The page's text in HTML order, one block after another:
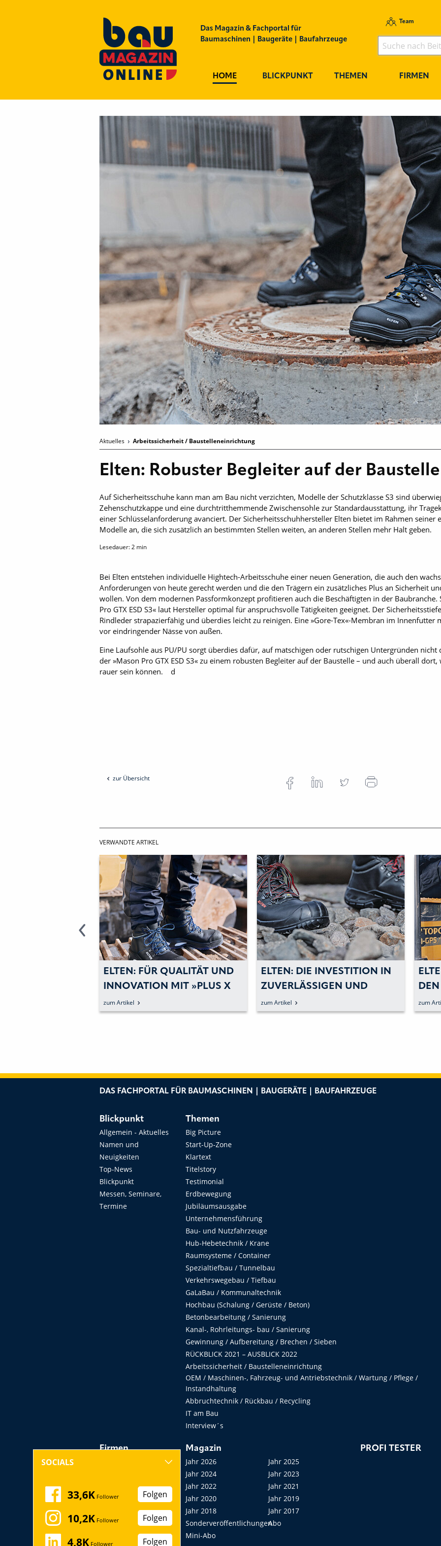
Das Magazin & Fachportal für
Baumaschinen | Baugeräte | Baufahrzeuge
Team
HOME BLICKPUNKT THEMEN FIRMEN
Aktuelles Arbeitssicherheit / Baustelleneinrichtung
Elten: Robuster Begleiter auf der Baustelle
Auf Sicherheitsschuhe kann man am Bau nicht verzichten, Modelle der Schutzklasse S3 sind
Zehenschutzkappe und eine durchtritthemmende Zwischensohle zur Standardausstattung, ihr
einer Schlüsselanforderung avanciert. Der Sicherheitsschuhhersteller Elten bietet im Rahmen seiner
Modelle an, die sich zusätzlich an bestimmten Stellen weiten, an anderen Stellen mehr Halt geben.
Lesedauer:2 min
Bei Elten entstehen individuelle Hightech-Arbeitsschuhe einer neuen Generation, die auch den
Anforderungen von heute gerecht werden und die den Trägern ein zusätzliches Plus an Sicherheit
wollen. Von dem modernen Passformkonzept profitieren auch die Beschäftigten in der Baubranche.
Pro GTX ESD S3« laut Hersteller optimal für anspruchsvolle Tätigkeiten geeignet. Der
Rindleder strapazierfähig und überdies leicht zu reinigen. Eine »Gore-Tex«-Membran im Innenfutter
vor eindringender Nässe von außen.
Eine Laufsohle aus PU/PU sorgt überdies dafür, auf matschigen oder rutschigen Untergründen
der »Mason Pro GTX ESD S3« zu einem robusten Begleiter auf der Baustelle – und auch überall
rauer sein können. d
zur Übersicht
VERWANDTE ARTIKEL
ELTEN: FÜR QUALITÄT UND
INNOVATION MIT »PLUS X
AWARDS« AUSGEZEICHNET
zum Artikel
ELTEN: DIE INVESTITION IN
ZUVERLÄSSIGEN UND
BEQUEMEN FUSSSCHUTZ L
OHNT
zum Artikel
EN
zum
DAS FACHPORTAL FÜR BAUMASCHINEN | BAUGERÄTE | BAUFAHRZEUGE
Blickpunkt
Allgemein - Aktuelles
Namen und
Neuigkeiten
Top-News
Blickpunkt
Messen, Seminare,
Termine
Themen
Big Picture
Start-Up-Zone
Klartext
Titelstory
Testimonial
Erdbewegung
Jubiläumsausgabe
Unternehmensführung
Bau- und Nutzfahrzeuge
Hub-Hebetechnik / Krane
Raumsysteme / Container
Spezialtiefbau / Tunnelbau
Verkehrswegebau / Tiefbau
GaLaBau / Kommunaltechnik
Hochbau (Schalung / Gerüste / Beton)
Betonbearbeitung / Sanierung
Kanal-, Rohrleitungs- bau / Sanierung
Gewinnung / Aufbereitung / Brechen / Sieben
RÜCKBLICK 2021 – AUSBLICK 2022
Arbeitssicherheit / Baustelleneinrichtung
OEM / Maschinen-, Fahrzeug- und Antriebstechnik / Wartung / Pflege /
Instandhaltung
Abbruchtechnik / Rückbau / Recycling
IT am Bau
Interview´s
Firmen
Messen, Seminare,
Kongresse
Startup
Magazin
Jahr 2026
Jahr 2025
Jahr 2024
Jahr 2023
Jahr 2022
Jahr 2021
Jahr 2020
Jahr 2019
Jahr 2018
Jahr 2017
SonderveröffentlichungenAbo
Mini-Abo
PROFI TESTER
SOCIALS
33,6K Follower Folgen
10,2K Follower Folgen
4,8K Follower Folgen